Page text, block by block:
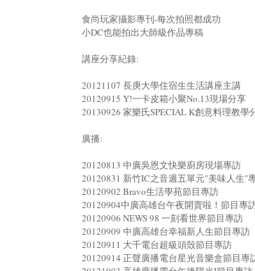
食尚玩家攝影專刊-每次拍照都成功
小DC也能拍出大師級作品專稿
講座分享紀錄:
20121107 長庚大學住宿生生活講座主講
20120915 Y!一卡皮箱小聚No.13現場分享
20130926 家樂氏SPECIAL K創意料理教學
廣播:
20120813 中廣吳恩文快樂廚房現場專訪
20120831 新竹IC之音週五單元"美味人生"
20120902 Bravo生活學苑節目專訪
20120904中廣高雄台午夜開賣啦！節目專
20120906 NEWS 98 一刻看世界節目專訪
20120909 中廣高雄台幸福新人生節目專訪
20120911 大千電台超級頭殼節目專訪
20120914 正聲廣播電台星光音樂盒節目專